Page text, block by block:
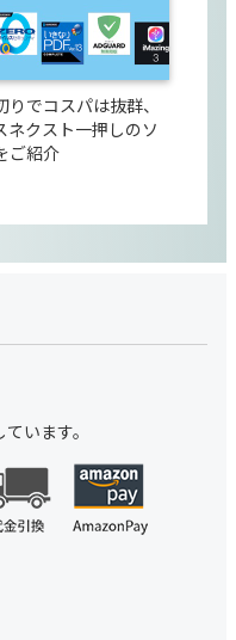
りでコスパは抜群、
ネクスト一押しのソ
ご紹介
います。